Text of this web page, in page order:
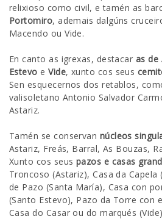
relixioso como civil, e tamén as
Portomiro, ademais dalgúns
Macendo ou Vide.
En canto as igrexas, destacar as de
Estevo eVide, xunto cos seus
Sen esquecernos dos retablos,
valisoletano Antonio Salvador
Astariz.
Tamén se conservan núcleos
Astariz, Freás, Barral, As Bouzas,
Xunto cos seus pazos e casas
Troncoso (Astariz), Casa da Capela
de Pazo (Santa María), Casa con
(Santo Estevo), Pazo da Torre con
Casa do Casar ou do marqués